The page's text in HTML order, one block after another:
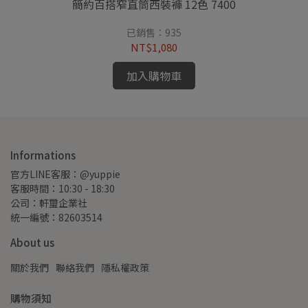
簡約百搭窄直筒西裝褲 12色 7400
已銷售：935
NT$1,080
加入購物車
Informations
官方LINE客服：@yuppie
客服時間：10:30 - 18:30
公司：軒璽企業社
統一編號：82603514
About us
關於我們 聯絡我們 隱私權政策
購物須知